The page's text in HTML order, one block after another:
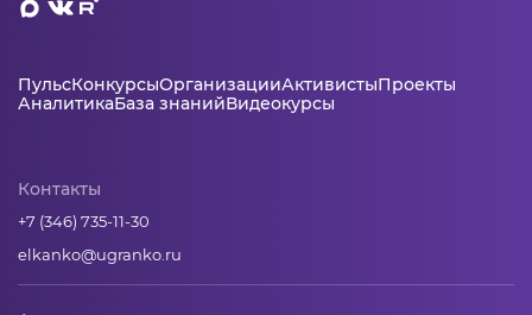
ПульсКонкурсыОрганизацииАктивистыПроекты
АналитикаБаза знанийВидеокурсы
Контакты
+7 (346) 735-11-30
elkanko@ugranko.ru